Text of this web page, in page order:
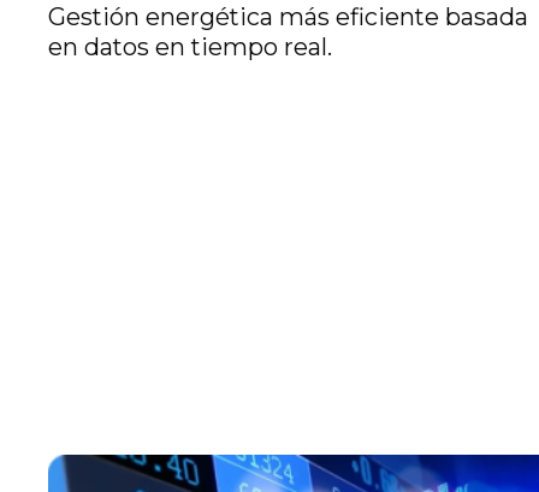
Gestión energética más eficiente basada
en datos en tiempo real.